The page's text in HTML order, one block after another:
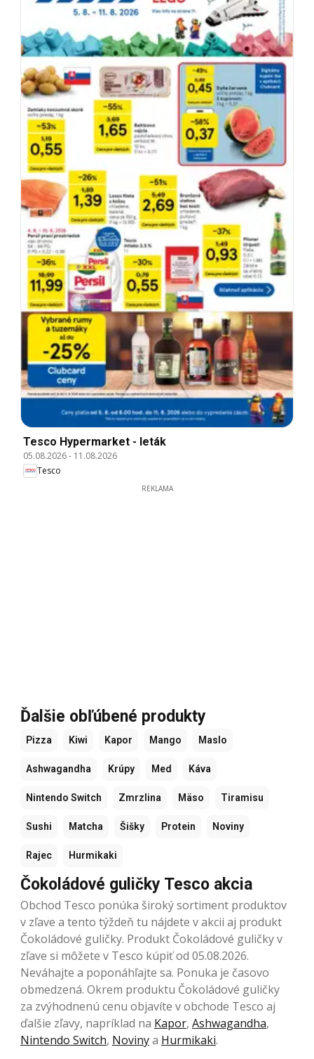
Tesco Hypermarket - leták
05.08.2026- 11.08.2026
Tesco
REKLAMA
Ďalšie obľúbené produkty
Pizza Kiwi Kapor Mango Maslo
Ashwagandha Krúpy Med Káva
Nintendo Switch Zmrzlina Mäso Tiramisu
Sushi Matcha Šišky Protein Noviny
Rajec Hurmikaki
Čokoládové guličky Tesco akcia
Obchod Tesco ponúka široký sortiment produktov
v zľave a tento týždeň tu nájdete v akcii aj produkt
Čokoládové guličky. Produkt Čokoládové guličky v
zľave si môžete v Tesco kúpiť od 05.08.2026.
Neváhajte a poponáhľajte sa. Ponuka je časovo
obmedzená. Okrem produktu Čokoládové guličky
za zvýhodnenú cenu objavíte v obchode Tesco aj
ďalšie zľavy, napríklad na Kapor, Ashwagandha,
Nintendo Switch, Novinya Hurmikaki.